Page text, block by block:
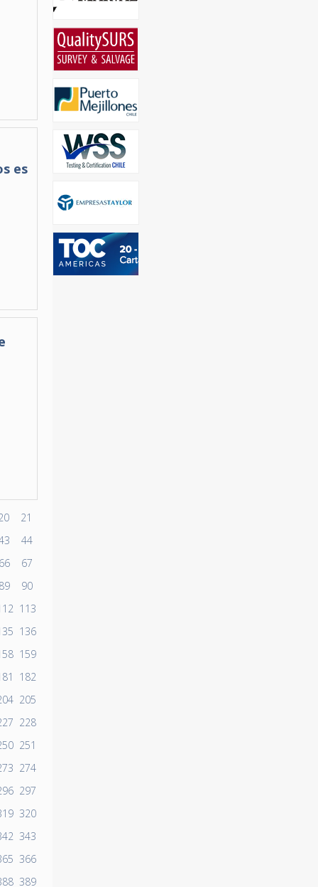
es
21
44
66
67
89
90
113
136
159
182
205
228
251
274
297
320
343
366
389